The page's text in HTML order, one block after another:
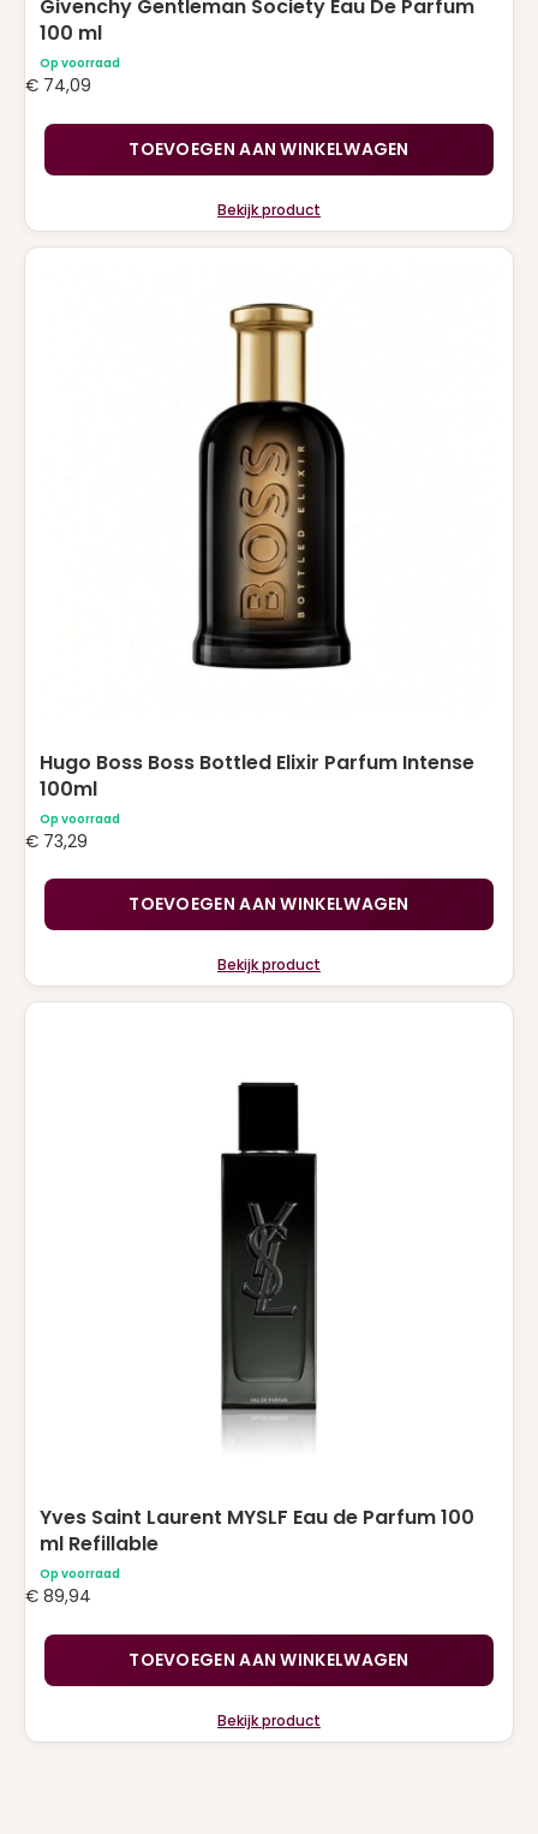
Givenchy Gentleman Society Eau De Parfum
100 ml
Op voorraad
€ 74,09
TOEVOEGEN AAN WINKELWAGEN
Bekijk product
Hugo Boss Boss Bottled Elixir Parfum Intense
100ml
Op voorraad
€ 73,29
TOEVOEGEN AAN WINKELWAGEN
Bekijk product
Yves Saint Laurent MYSLF Eau de Parfum 100
ml Refillable
Op voorraad
€ 89,94
TOEVOEGEN AAN WINKELWAGEN
Bekijk product